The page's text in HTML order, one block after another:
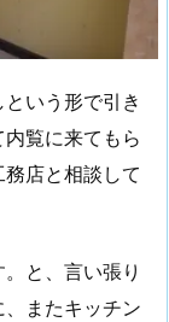
いう形で引き
覧に来てもら
店と相談して
と、言い張り
またキッチン